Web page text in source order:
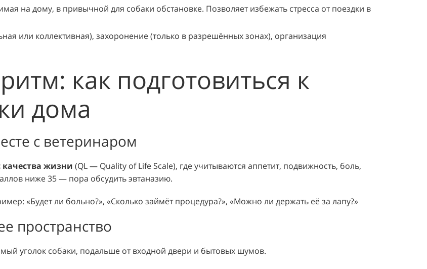
на дому, в привычной для собаки обстановке. Позволяет избежать стресса от поездки в
или коллективная), захоронение (только в разрешённых зонах), организация
как подготовиться к
дома
с ветеринаром
качества жизни (QL — Quality of Life Scale), где учитываются аппетит, подвижность, боль,
ниже 35 — пора обсудить эвтаназию.
«Будет ли больно?», «Сколько займёт процедура?», «Можно ли держать её за лапу?»
пространство
уголок собаки, подальше от входной двери и бытовых шумов.